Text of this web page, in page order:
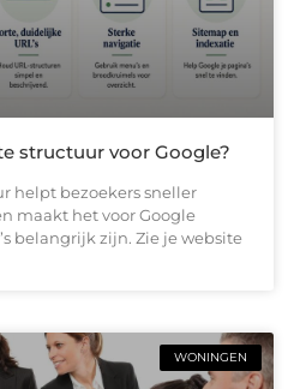
structuur voor Google?
helpt bezoekers sneller
maakt het voor Google
belangrijk zijn. Zie je website
WONINGEN